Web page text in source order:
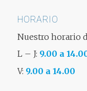
HORARIO
Nuestro horario
L – J: 9.00 a
V: 9.00 a 14.00